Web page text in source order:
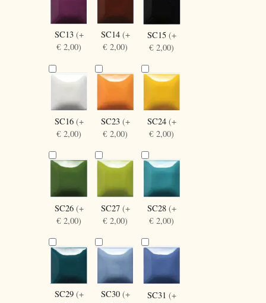
SC13 (+
€ 2,00)
SC14 (+
€ 2,00)
SC15 (+
€ 2,00)
SC16 (+
€ 2,00)
SC23 (+
€ 2,00)
SC24 (+
€ 2,00)
SC26 (+
€ 2,00)
SC27 (+
€ 2,00)
SC28 (+
€ 2,00)
SC29 (+
SC30 (+
SC31 (+